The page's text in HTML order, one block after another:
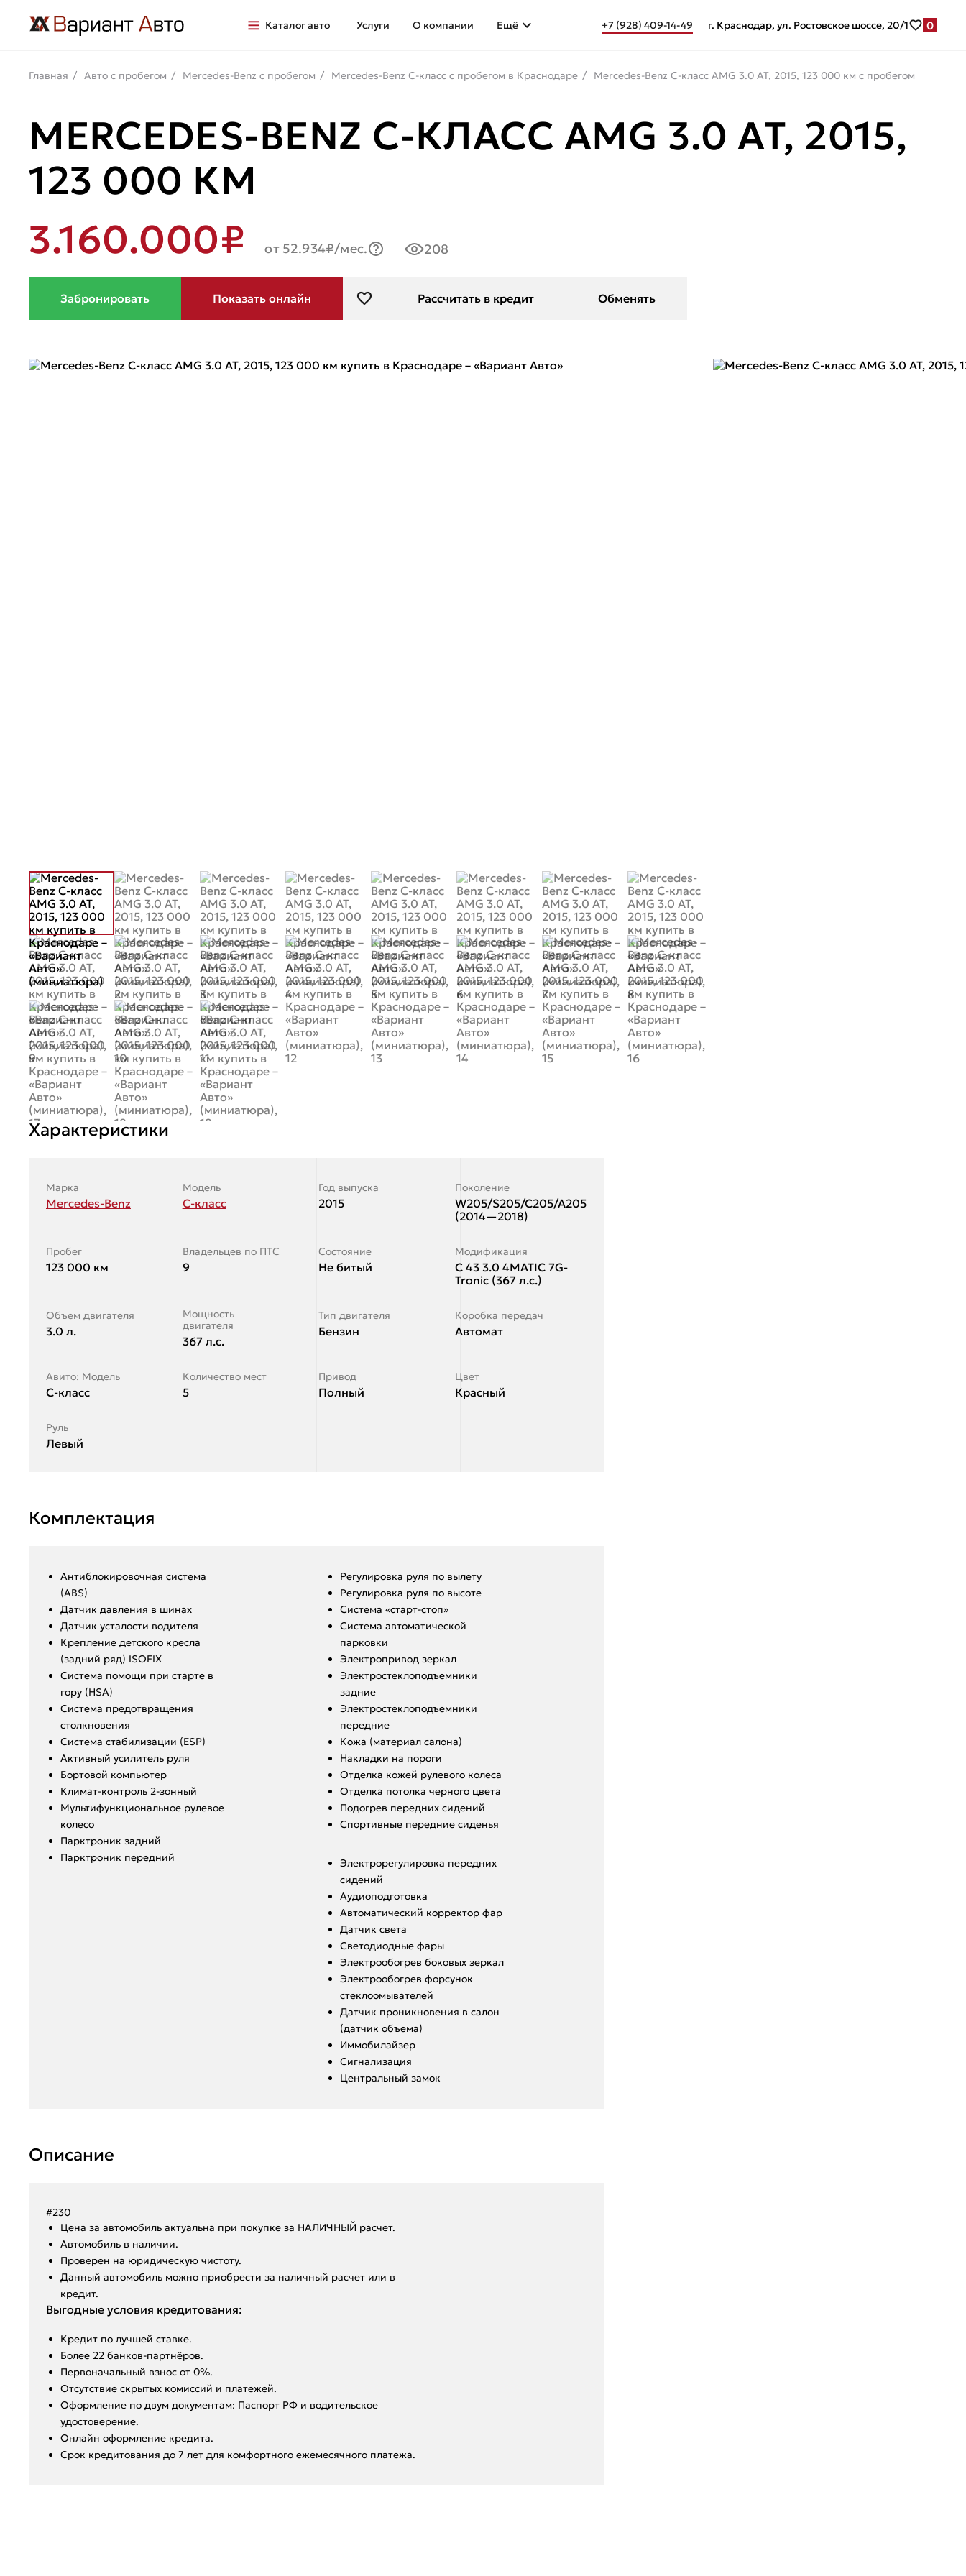
Каталог авто Услуги О компании Ещё +7 (928) 409-14-49 г. Краснодар, ул. Ростовское шоссе, 20/1 0
Главная Авто с пробегом Mercedes-Benz с пробегом Mercedes-Benz C-класс с пробегом в Краснодаре Mercedes-Benz C-класс AMG 3.0 AT, 2015, 123 000 км с пробегом
MERCEDES-BENZ C-КЛАСС AMG 3.0 AT, 2015,
123 000 КМ
3.160.000₽
от 52.934₽/мес. 208
Характеристики
Марка
Mercedes-Benz
Модель
C-класс
Год выпуска
2015
Поколение
W205/S205/C205/A205
(2014—2018)
Пробег
123 000 км
Владельцев по ПТС
9
Состояние
Не битый
Модификация
C 43 3.0 4MATIC 7G-
Tronic (367 л.с.)
Объем двигателя
3.0 л.
Мощность
двигателя
367 л.с.
Тип двигателя
Бензин
Коробка передач
Автомат
Авито: Модель
C-класс
Количество мест
5
Привод
Полный
Цвет
Красный
Руль
Левый
Комплектация
Антиблокировочная система
(ABS)
Датчик давления в шинах
Датчик усталости водителя
Крепление детского кресла
(задний ряд) ISOFIX
Система помощи при старте в
гору (HSA)
Система предотвращения
столкновения
Система стабилизации (ESP)
Активный усилитель руля
Бортовой компьютер
Климат-контроль 2-зонный
Мультифункциональное рулевое
колесо
Парктроник задний
Парктроник передний
Регулировка руля по вылету
Регулировка руля по высоте
Система «старт-стоп»
Система автоматической
парковки
Электропривод зеркал
Электростеклоподъемники
задние
Электростеклоподъемники
передние
Кожа (материал салона)
Накладки на пороги
Отделка кожей рулевого колеса
Отделка потолка черного цвета
Подогрев передних сидений
Спортивные передние сиденья
Электрорегулировка передних
сидений
Аудиоподготовка
Автоматический корректор фар
Датчик света
Светодиодные фары
Электрообогрев боковых зеркал
Электрообогрев форсунок
стеклоомывателей
Датчик проникновения в салон
(датчик объема)
Иммобилайзер
Сигнализация
Центральный замок
Описание
#230
Ценa за автомoбиль актуальна при покупкe за HАЛИЧHЫЙ paсчeт.
Aвтoмoбиль в нaличии.
Пpoвepен на юридическую чистоту.
Данный автoмoбиль мoжнo пpиобрeсти за наличный pacчет или в
крeдит.
Выгодные условия кредитования:
Кредит по лучшей ставке.
Более 22 банков-партнёров.
Первоначальный взнос от 0%.
Отсутствие скрытых комиссий и платежей.
Оформление по двум документам: Паспорт РФ и водительское
удостоверение.
Онлайн оформление кредита.
Срок кредитования до 7 лет для комфортного ежемесячного платежа.